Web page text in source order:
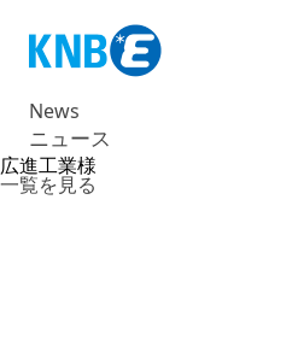
News
ニュース
広進工業様
一覧を見る